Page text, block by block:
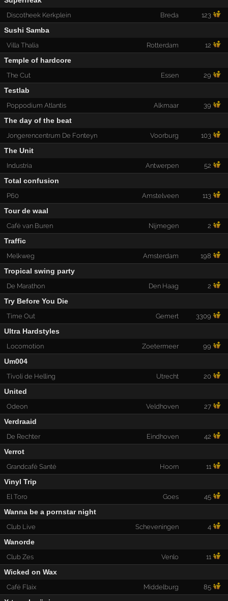
Discotheek Kerkplein Breda 123
Sushi Samba
Villa Thalia Rotterdam 12
Temple of hardcore
The Cut Essen 29
Testlab
Poppodium Atlantis Alkmaar 39
The day of the beat
Jongerencentrum De Fonteyn Voorburg 103
The Unit
Industria Antwerpen 52
Total confusion
P60 Amstelveen 113
Tour de waal
Café van Buren Nijmegen 2
Traffic
Melkweg Amsterdam 198
Tropical swing party
De Marathon Den Haag 2
Try Before You Die
Time Out Gemert 3309
Ultra Hardstyles
Locomotion Zoetermeer 99
Um004
Tivoli de Helling Utrecht 20
United
Odeon Veldhoven 27
Verdraaid
De Rechter Eindhoven 42
Verrot
Grandcafé Santé Hoorn 11
Vinyl Trip
El Toro Goes 45
Wanna be a pornstar night
Club Live Scheveningen 4
Wanorde
Club Zes Venlo 11
Wicked on Wax
Café Flaix Middelburg 85